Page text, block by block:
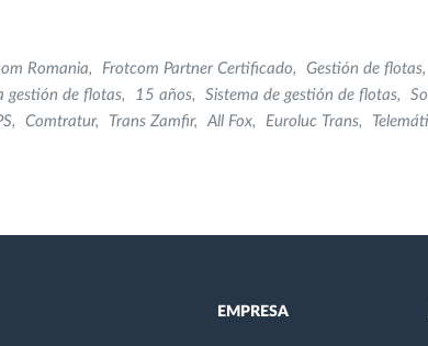
Romania Frotcom Partner Certificado Gestión de flotas
gestión de flotas
15 años Sistema de gestión de flotas
Comtratur Trans Zamfir All Fox Euroluc Trans
EMPRESA